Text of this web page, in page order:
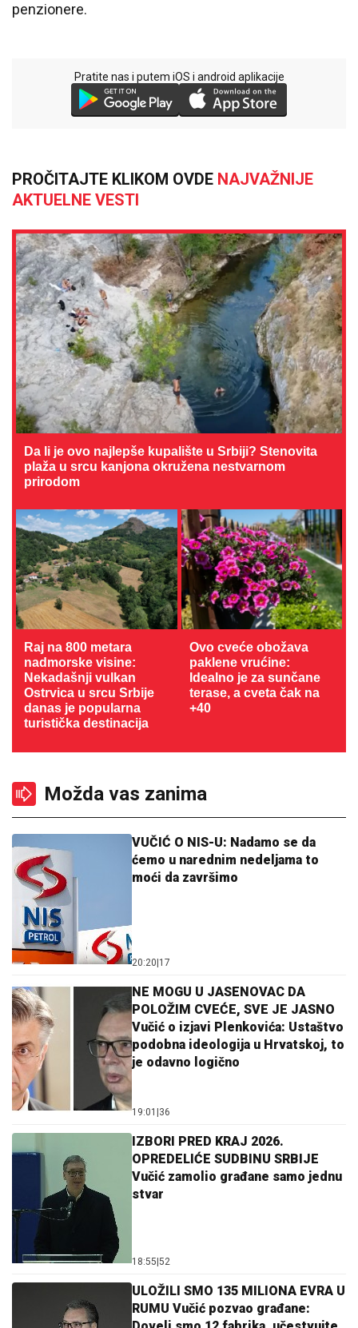
penzionere.
Pratite nas i putem iOS i android aplikacije
PROČITAJTE KLIKOM OVDE NAJVAŽNIJE
AKTUELNE VESTI
Da li je ovo najlepše kupalište u Srbiji? Stenovita
plaža u srcu kanjona okružena nestvarnom
prirodom
Raj na 800 metara
nadmorske visine:
Nekadašnji vulkan
Ostrvica u srcu Srbije
danas je popularna
turistička destinacija
Ovo cveće obožava
paklene vrućine:
Idealno je za sunčane
terase, a cveta čak na
+40
Možda vas zanima
VUČIĆ O NIS-U: Nadamo se da
ćemo u narednim nedeljama to
moći da završimo
20:20 17
NE MOGU U JASENOVAC DA
POLOŽIM CVEĆE, SVE JE JASNO
Vučić o izjavi Plenkovića: Ustaštvo
podobna ideologija u Hrvatskoj, to
je odavno logično
19:01 36
IZBORI PRED KRAJ 2026.
OPREDELIĆE SUDBINU SRBIJE
Vučić zamolio građane samo jednu
stvar
18:55 52
ULOŽILI SMO 135 MILIONA EVRA U
RUMU Vučić pozvao građane: